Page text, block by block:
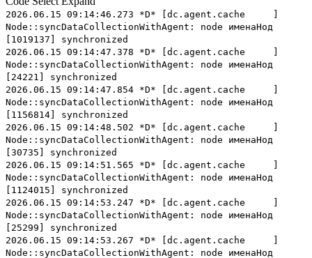
2026.06.15 09:14:46.273 *D* [dc.agent.cache ]
Node::syncDataCollectionWithAgent: node именаНод
[1019137] synchronized
2026.06.15 09:14:47.378 *D* [dc.agent.cache ]
Node::syncDataCollectionWithAgent: node именаНод
[24221] synchronized
2026.06.15 09:14:47.854 *D* [dc.agent.cache ]
Node::syncDataCollectionWithAgent: node именаНод
[1156814] synchronized
2026.06.15 09:14:48.502 *D* [dc.agent.cache ]
Node::syncDataCollectionWithAgent: node именаНод
[30735] synchronized
2026.06.15 09:14:51.565 *D* [dc.agent.cache ]
Node::syncDataCollectionWithAgent: node именаНод
[1124015] synchronized
2026.06.15 09:14:53.247 *D* [dc.agent.cache ]
Node::syncDataCollectionWithAgent: node именаНод
[25299] synchronized
2026.06.15 09:14:53.267 *D* [dc.agent.cache ]
Node::syncDataCollectionWithAgent: node именаНод